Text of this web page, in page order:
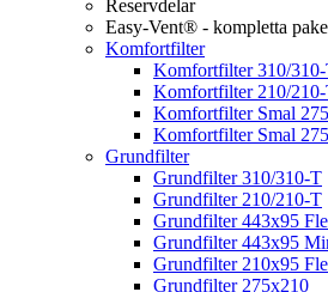
Reservdelar
Easy-Vent® - kompletta
Komfortfilter
Komfortfilter 310/
Komfortfilter 210/
Komfortfilter Smal
Komfortfilter Smal
Grundfilter
Grundfilter 310/310-T
Grundfilter 210/210-T
Grundfilter 443x95
Grundfilter 443x95
Grundfilter 210x95
Grundfilter 275x210